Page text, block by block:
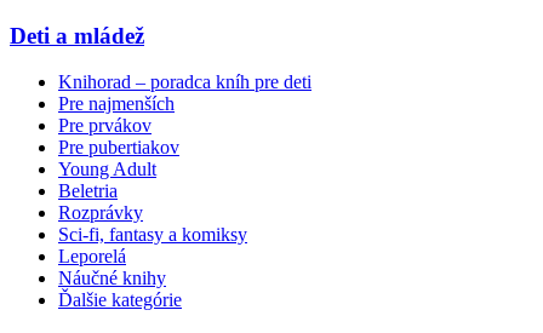
Deti a mládež
Knihorad – poradca kníh pre deti
Pre najmenších
Pre prvákov
Pre pubertiakov
Young Adult
Beletria
Rozprávky
Sci-fi, fantasy a komiksy
Leporelá
Náučné knihy
Ďalšie kategórie